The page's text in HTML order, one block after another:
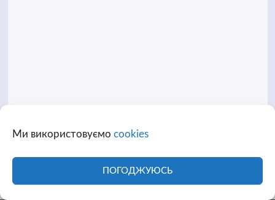
Ми використовуємо cookies
ПОГОДЖУЮСЬ